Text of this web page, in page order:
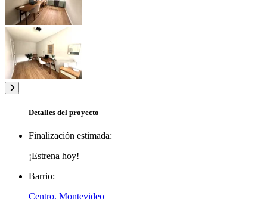
Detalles del proyecto
Finalización estimada:
¡Estrena hoy!
Barrio:
Centro, Montevideo